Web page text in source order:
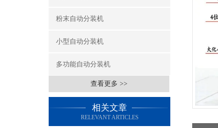
粉末自动分装机
小型自动分装机
多功能自动分装机
查看更多 >>
相关文章
RELEVANT ARTICLES